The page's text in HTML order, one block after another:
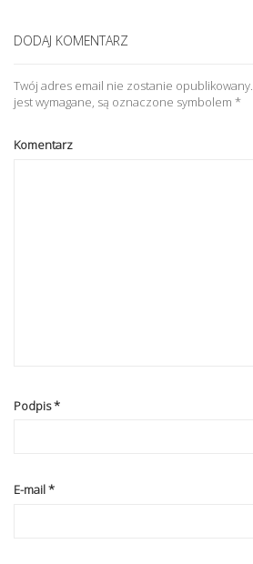
DODAJ KOMENTARZ
Twój adres email nie zostanie opublikowany.
jest wymagane, są oznaczone symbolem *
Komentarz
Podpis*
E-mail*